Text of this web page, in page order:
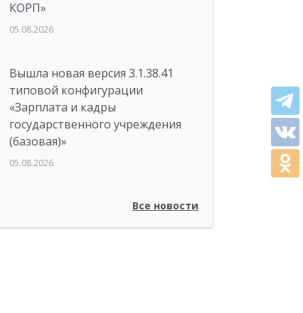
КОРП»
05.08.2026
Вышла новая версия 3.1.38.41
типовой конфигурации
«Зарплата и кадры
государственного учреждения
(базовая)»
05.08.2026
Все новости